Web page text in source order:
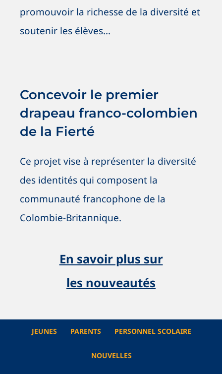
promouvoir la richesse de la diversité et
soutenir les élèves...
Concevoir le premier
drapeau franco-colombien
de la Fierté
Ce projet vise à représenter la diversité
des identités qui composent la
communauté francophone de la
Colombie-Britannique.
En savoir plus sur
les nouveautés
JEUNES PARENTS PERSONNEL SCOLAIRE
NOUVELLES